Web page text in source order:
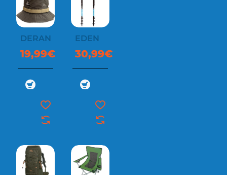
DERANDO
19,99€
EDEN
30,99€